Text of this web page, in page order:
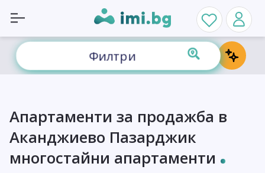
Филтри
Апартаменти за продажба в
Аканджиево Пазарджик
многостайни апартаменти